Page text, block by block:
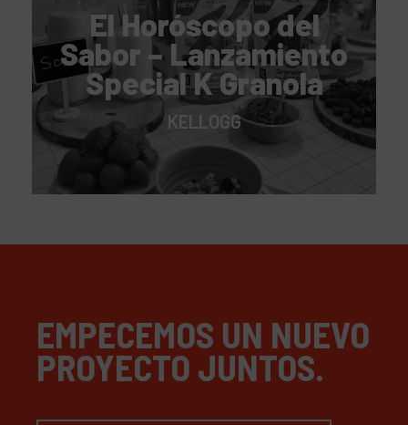
El Horóscopo del
Sabor – Lanzamiento
Special K Granola
KELLOGG
EMPECEMOS UN NUEVO
PROYECTO JUNTOS.